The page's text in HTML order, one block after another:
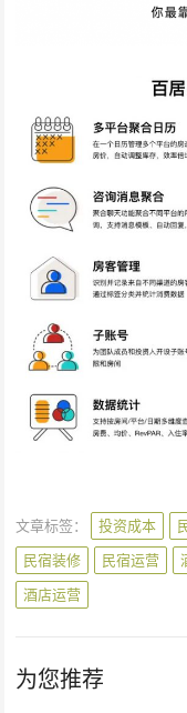
文章标签： 投资成本
民宿装修
民宿运营
酒店运营
为您推荐